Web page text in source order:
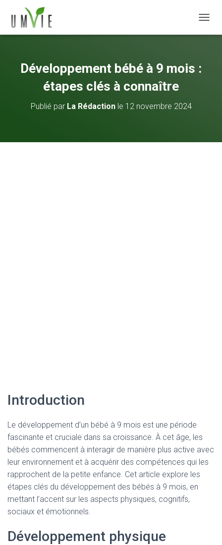
Développement bébé à 9 mois :
étapes clés à connaître
Publié par La Rédactionle 12 novembre 2024
Introduction
Le développement d’un bébé à 9 mois est une période
fascinante et cruciale dans sa croissance. À cet âge, les
bébés commencent à interagir de manière plus active avec
leur environnement et à acquérir des compétences qui les
rapprochent de la petite enfance. Cet article explore les
étapes clés du développement des bébés à 9 mois, en
mettant l’accent sur les aspects physiques, cognitifs,
sociaux et émotionnels.
Développement physique